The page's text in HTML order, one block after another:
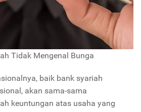
Tidak Mengenal Bunga
baik bank syariah
akan sama-sama
keuntungan atas usaha yang